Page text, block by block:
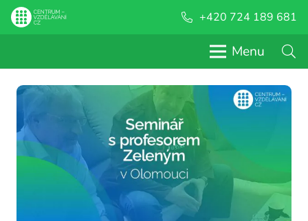
+420 724 189 681
Menu